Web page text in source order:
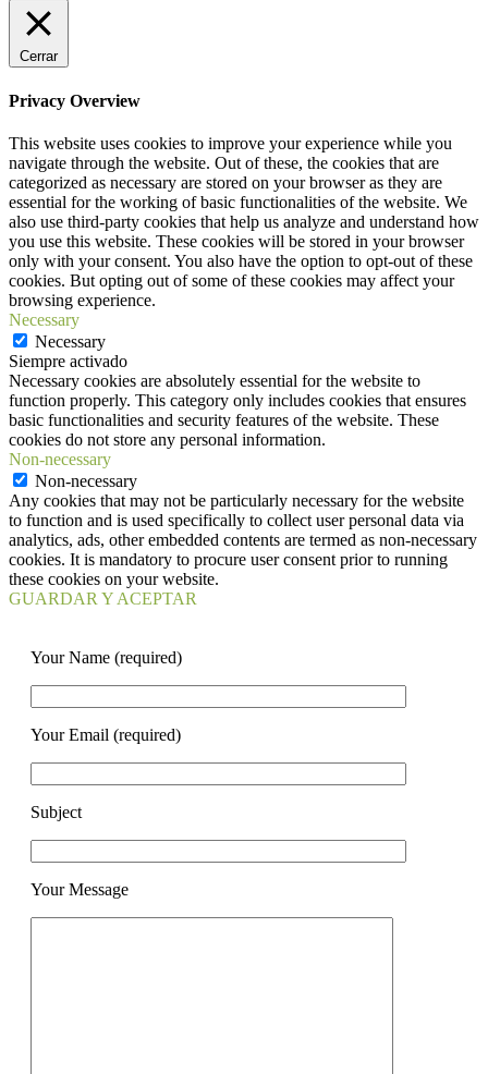
Cerrar
Privacy Overview
This website uses cookies to improve your experience while you
navigate through the website. Out of these, the cookies that are
categorized as necessary are stored on your browser as they are
essential for the working of basic functionalities of the website. We
also use third-party cookies that help us analyze and understand how
you use this website. These cookies will be stored in your browser
only with your consent. You also have the option to opt-out of these
cookies. But opting out of some of these cookies may affect your
browsing experience.
Necessary
Necessary
Siempre activado
Necessary cookies are absolutely essential for the website to
function properly. This category only includes cookies that ensures
basic functionalities and security features of the website. These
cookies do not store any personal information.
Non-necessary
Non-necessary
Any cookies that may not be particularly necessary for the website
to function and is used specifically to collect user personal data via
analytics, ads, other embedded contents are termed as non-necessary
cookies. It is mandatory to procure user consent prior to running
these cookies on your website.
GUARDAR Y ACEPTAR
Your Name (required)
Your Email (required)
Subject
Your Message